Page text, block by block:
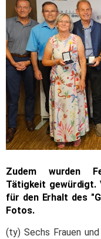
Zudem wurden
Tätigkeit gewürdigt.
für den Erhalt des
Fotos.
(ty) Sechs Frauen